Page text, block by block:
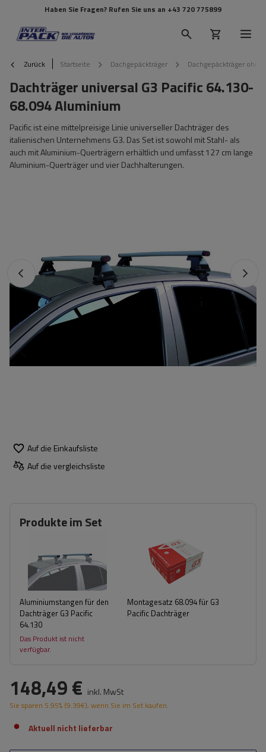
Haben Sie Fragen? Rufen Sie uns an +43 720 775899
Zurück Startseite Dachgepäckträger Dachgepäckträger ohne
Dachträger universal G3 Pacific 64.130-
68.094 Aluminium
Pacific ist eine mittelpreisige Linie universeller Dachträger des
italienischen Unternehmens G3. Das Set ist sowohl mit Stahl- als
auch mit Aluminium-Querträgern erhältlich und umfasst 127 cm lange
Aluminium-Querträger und vier Dachhalterungen.
Auf die Einkaufsliste
Auf die vergleichsliste
Produkte im Set
Aluminiumstangen für den
Dachträger G3 Pacific
64.130
Das Produkt ist nicht
verfügbar.
Montagesatz 68.094 für G3
Pacific Dachträger
148,49 € inkl. MwSt
Sie sparen 5.95% (9.39€), wenn Sie im Set kaufen.
Aktuell nicht lieferbar